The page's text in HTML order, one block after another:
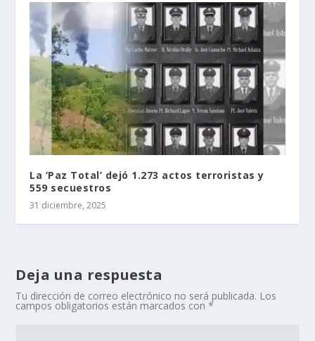
La ‘Paz Total’ dejó 1.273 actos terroristas y
559 secuestros
31 diciembre, 2025
Deja una respuesta
Tu dirección de correo electrónico no será publicada. Los
campos obligatorios están marcados con*